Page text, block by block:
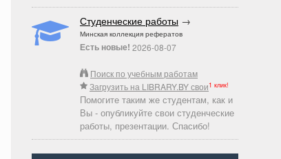
Студенческие работы →
Минская коллекция рефератов
Есть новые! 2026-08-07
Поиск по учебным работам
Загрузить на LIBRARY.BY свои1 клик!
Помогите таким же студентам, как и
Вы - опубликуйте свои студенческие
работы, презентации. Спасибо!